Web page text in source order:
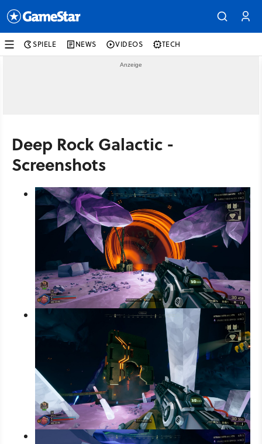
SPIELE NEWS VIDEOS TECH
Deep Rock Galactic -
Screenshots